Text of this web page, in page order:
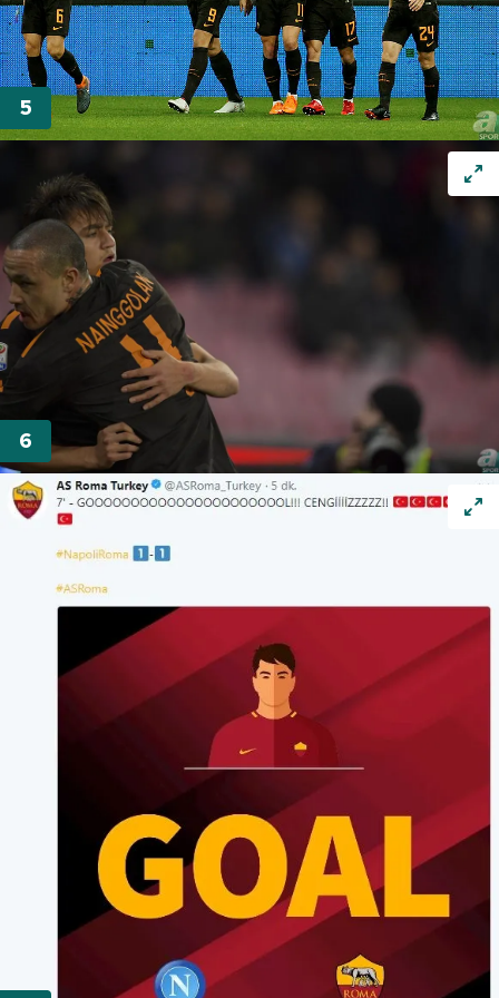
Çerezlere ilişkin tercihlerinizi aşağıda yer alan panel
vasıtasıyla belirleyebilirsiniz. Çerezlere ilişkin detaylı bilgi
için Ayarlar butonuna tıklayabilir,Çerez Bilgilendirme
Metnimiziziyaret edebilirsiniz.
6698 sayılı Kişisel Verilerin Korunması Kanunu uyarınca
hazırlanmış Aydınlatma Metnimizi okumak ve sitemizde
ilgili mevzuata uygun olarak kullanılan çerezlerle ilgili bilgi
almak için lütfen